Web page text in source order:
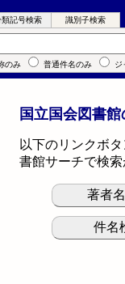
類記号検索 識別子検索
のみ 普通件名のみ ジ
国立国会図書
以下のリンクボ
書館サーチで検索
著者
件名